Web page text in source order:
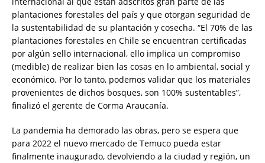
plantaciones forestales del país y que otorgan seguridad de
la sustentabilidad de su plantación y cosecha. “El 70% de las
plantaciones forestales en Chile se encuentran certificadas
por algún sello internacional, ello implica un compromiso
(medible) de realizar bien las cosas en lo ambiental, social y
económico. Por lo tanto, podemos validar que los materiales
provenientes de dichos bosques, son 100% sustentables”,
finalizó el gerente de Corma Araucanía.
La pandemia ha demorado las obras, pero se espera que
para 2022 el nuevo mercado de Temuco pueda estar
finalmente inaugurado, devolviendo a la ciudad y región, un